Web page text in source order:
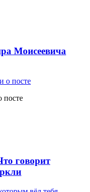
Моисеевича
посте
говорит